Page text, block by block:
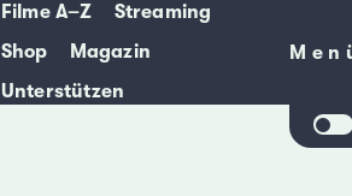
Filme A–Z
Streaming
Shop
Magazin
Unterstützen